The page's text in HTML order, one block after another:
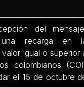
del
recarga en
igual o superior
colombianos
el 15 de octubre